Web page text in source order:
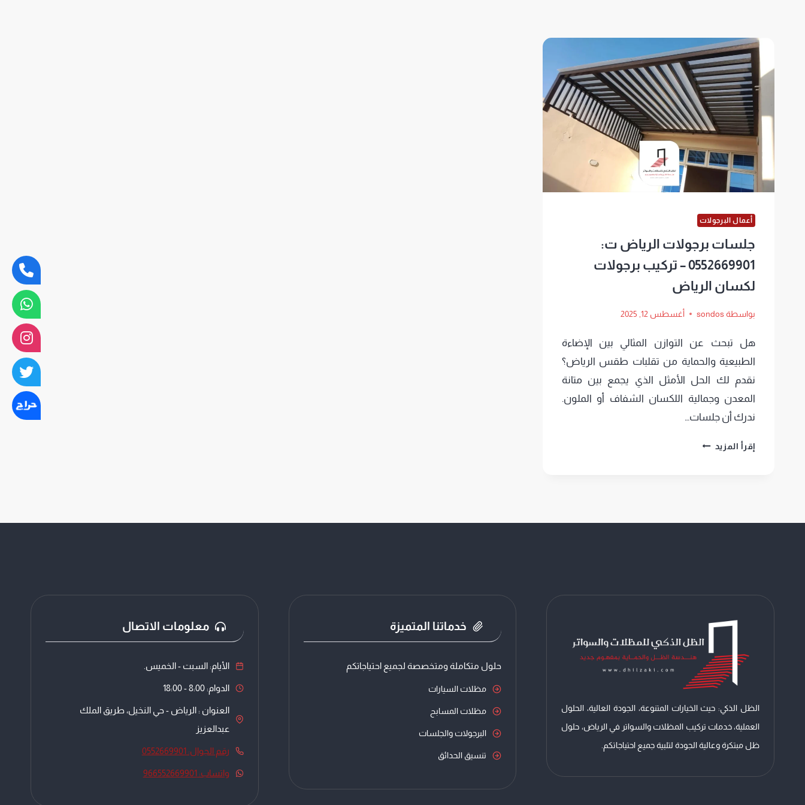
أعمال البرجولات
جلسات برجولات الرياض ت:
0552669901 – تركيب برجولات
لكسان الرياض
بواسطة sondos أغسطس 12, 2025
هل تبحث عن التوازن المثالي بين الإضاءة
الطبيعية والحماية من تقلبات طقس الرياض؟
نقدم لك الحل الأمثل الذي يجمع بين متانة
المعدن وجمالية اللكسان الشفاف أو الملون.
ندرك أن جلسات…
إقرأ المزيد جلسات
لكسان
الظل الذكي: حيث الخيارات المتنوعة، الجودة العالية، الحلول
العملية، خدمات تركيب المظلات والسواتر في الرياض، حلول
ظل مبتكرة وعالية الجودة لتلبية جميع احتياجاتكم.
خدماتنا المتميزة
حلول متكاملة ومتخصصة لجميع احتياجاتكم
مظلات السيارات
مظلات المسابح
البرجولات والجلسات
تنسيق الحدائق
معلومات الاتصال
الأيام: السبت - الخميس.
الدوام: 8:00 - 18:00
العنوان : الرياض - حي النخيل، طريق الملك
عبدالعزيز
رقم الجوال: 0552669901
واتساب: 966552669901